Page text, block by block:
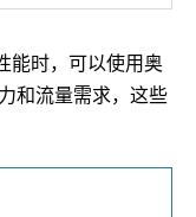
能时，可以使用奥
和流量需求，这些